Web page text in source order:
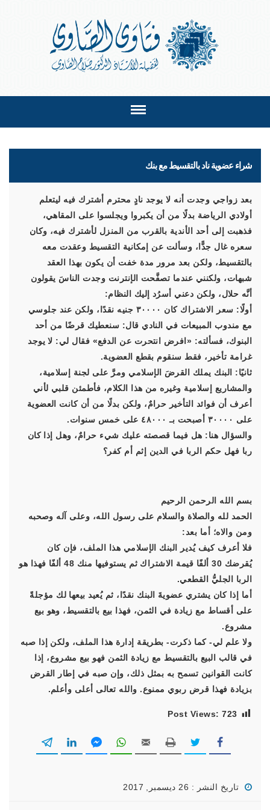
شراء عضوية ناد بالتقسيط مع بنك
بعد زواجي وجدت أنه لا يوجد نادٍ محترم أشترك فيه ليتعلم
أولادي الرياضة بدلًا من أن يكبروا ويجلسوا على المقاهي،
فذهبت إلى أحد الأندية بالقرب من المنزل لأشترك فيه، وكان
سعره غال جدًّا، وسألت عن إمكانية التقسيط وعقدت معه
بالتقسيط، ولكن بعد مرور مدة خفت أن يكون بهذا العقد
شبهات، ولكنني عندما تصفَّحت الإنترنت وجدت الناسَ يقولون
أنَّه حلال، ولكن دعني أسرُد إليك النظام:
أولًا: سعر الاشتراك كان ٣٠٠٠٠ جنيه نقدًا، ولكن عند جلوسي
مع مندوب المبيعات في النادي قال: سنعطيك قرضًا من أحد
البنوك، فسألته: «افرض انتحرت عن الدفع» فقال لي: لا يوجد
غرامة تأخير، فقط سنقوم بقطع العضوية.
ثانيًا: البنك يملك القرضَ الإسلامي ومرَّ على لجنة إسلامية،
والمشاريع إسلامية وغيره من هذا الكلام، فأطمئن قلبي لأني
أعرف أن فوائد التأخير حرامٌ، ولكن بدلًا من أن كانت العضوية
على ٣٠٠٠٠ أصبحت بـ ٤٨٠٠٠ على خمس سنوات.
والسؤال هنا: هل فيما قصصته عليك شيء حرامٌ، وهل إذا كان
ربا فهل حكم الربا في الدين إثم أم كفر؟
بسم الله الرحمن الرحيم
الحمد لله والصلاة والسلام على رسول الله، وعلى آله وصحبه
ومن والاه؛ أما بعد:
فلا أعرف كيف يُدير البنك الإسلامي هذا الملف، فإن كان
يُقرضك 30 ألفًا قيمة الاشتراك ثم يستوفيها منك 48 ألفًا فهذا هو
الربا الجليُّ القطعي.
أما إذا كان يشتري عضويةَ البنك نقدًا، ثم يُعيد بيعها لك مؤجلةً
على أقساط مع زيادة في الثمن، فهذا بيع بالتقسيط، وهو بيع
مشروع.
ولا علم لي- كما ذكرت- بطريقة إدارة هذا الملف، ولكن إذا صبه
في قالب البيع بالتقسيط مع زيادة الثمن فهو بيع مشروع، إذا
كانت القوانين تسمح به بمثل ذلك، وإن صبه في إطار القرض
بزيادة فهذا قرض ربوي ممنوع. والله تعالى أعلى وأعلم.
Post Views: 723
تاريخ النشر : 26 ديسمبر, 2017